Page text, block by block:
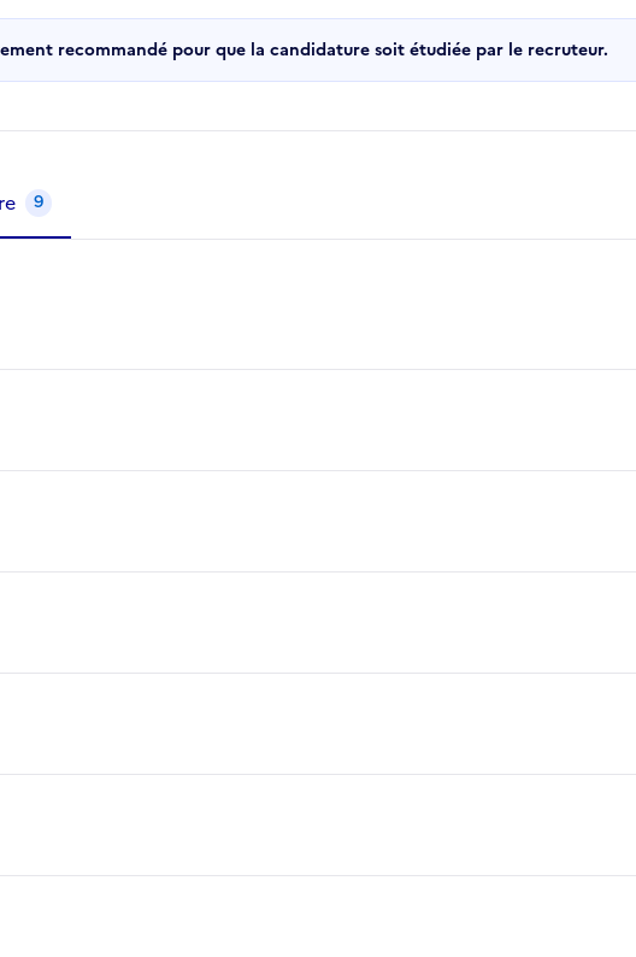
recommandé pour que la candidature soit étudiée par le recruteur.
9